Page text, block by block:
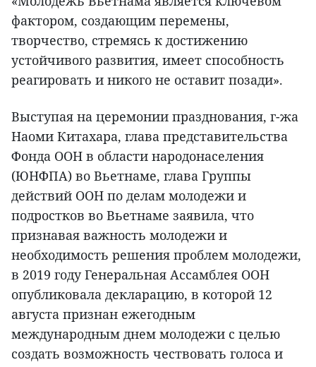
фактором, создающим перемены,
творчество, стремясь к достижению
устойчивого развития, имеет способность
реагировать и никого не оставит позади».
Выступая на церемонии празднования, г-жа
Наоми Китахара, глава представительства
Фонда ООН в области народонаселения
(ЮНФПА) во Вьетнаме, глава Группы
действий ООН по делам молодежи и
подростков во Вьетнаме заявила, что
признавая важность молодежи и
необходимость решения проблем молодежи,
в 2019 году Генеральная Ассамблея ООН
опубликовала декларацию, в которой 12
августа признан ежегодным
международным днем молодежи с целью
создать возможность чествовать голоса и